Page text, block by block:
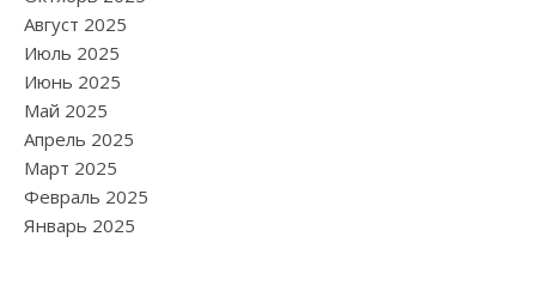
Август 2025
Июль 2025
Июнь 2025
Май 2025
Апрель 2025
Март 2025
Февраль 2025
Январь 2025